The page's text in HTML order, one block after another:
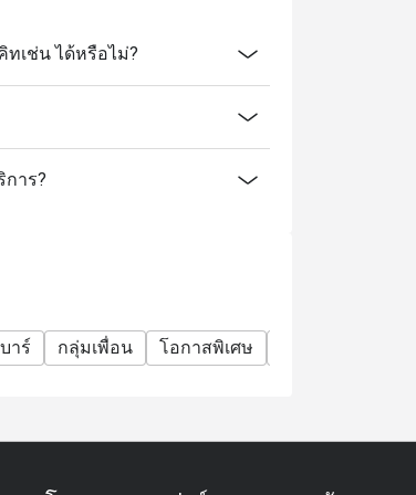
เช่น ได้หรือไม่?
าร?
บาร์ กลุ่มเพื่อน โอกาสพิเศษ